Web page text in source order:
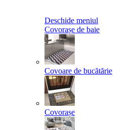
Deschide meniul
Covorașe de baie
Covoare de bucătărie
Covorașe